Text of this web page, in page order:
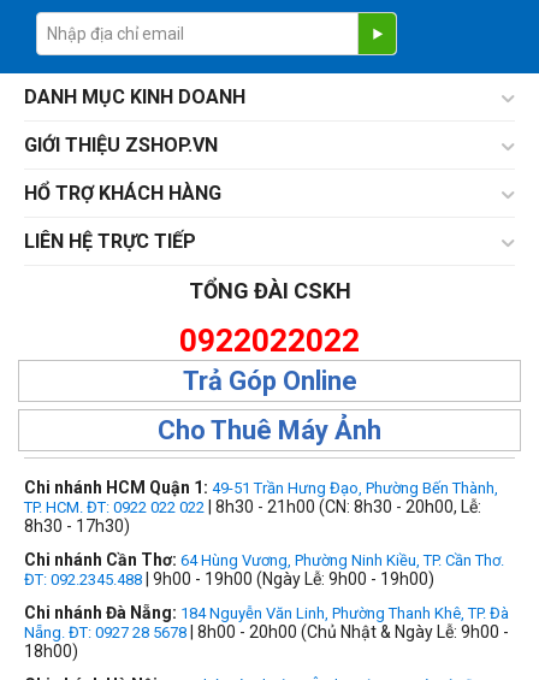
DANH MỤC KINH DOANH
GIỚI THIỆU ZSHOP.VN
HỔ TRỢ KHÁCH HÀNG
LIÊN HỆ TRỰC TIẾP
TỔNG ĐÀI CSKH
0922022022
Trả Góp Online
Cho Thuê Máy Ảnh
Chi nhánh HCM Quận 1: 49-51 Trần Hưng Đạo, Phường Bến Thành,
TP. HCM. ĐT: 0922 022 022 | 8h30 - 21h00 (CN: 8h30 - 20h00, Lễ:
8h30 - 17h30)
Chi nhánh Cần Thơ: 64 Hùng Vương, Phường Ninh Kiều, TP. Cần Thơ.
ĐT: 092.2345.488 | 9h00 - 19h00 (Ngày Lễ: 9h00 - 19h00)
Chi nhánh Đà Nẵng: 184 Nguyễn Văn Linh, Phường Thanh Khê, TP. Đà
Nẵng. ĐT: 0927 28 5678 | 8h00 - 20h00 (Chủ Nhật & Ngày Lễ: 9h00 -
18h00)